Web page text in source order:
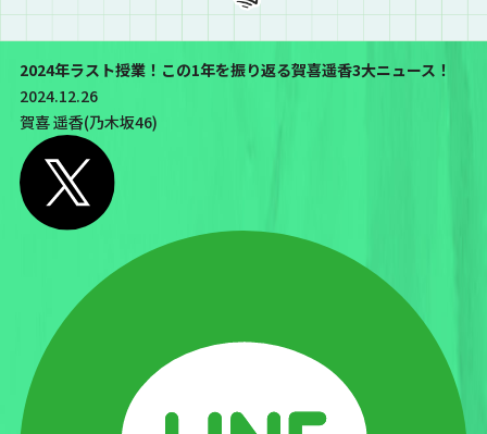
2024年ラスト授業！この1年を振り返る賀喜遥香3大ニュース！
2024.12.26
賀喜 遥香(乃木坂46)